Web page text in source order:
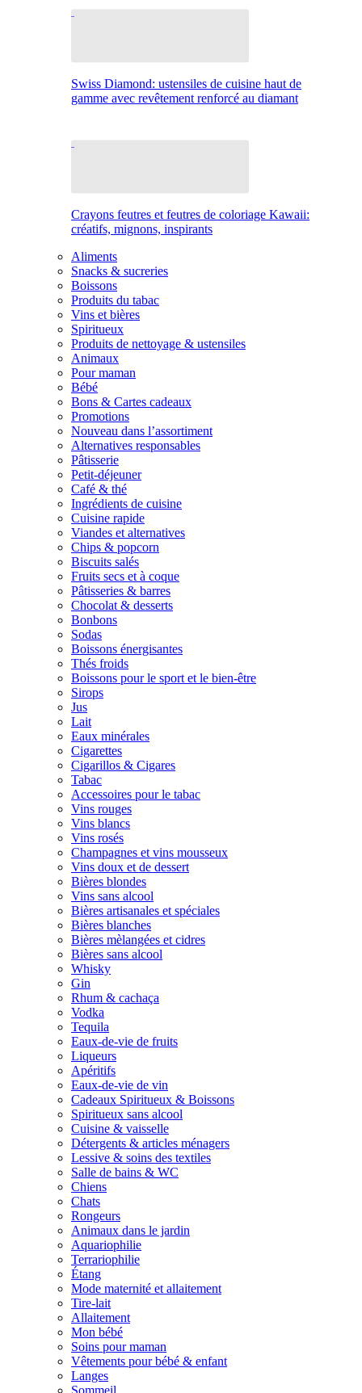
Swiss Diamond: ustensiles de cuisine haut de
gamme avec revêtement renforcé au diamant
Crayons feutres et feutres de coloriage Kawaii:
créatifs, mignons, inspirants
Aliments
Snacks & sucreries
Boissons
Produits du tabac
Vins et bières
Spiritueux
Produits de nettoyage & ustensiles
Animaux
Pour maman
Bébé
Bons & Cartes cadeaux
Promotions
Nouveau dans l’assortiment
Alternatives responsables
Pâtisserie
Petit-déjeuner
Café & thé
Ingrédients de cuisine
Cuisine rapide
Viandes et alternatives
Chips & popcorn
Biscuits salés
Fruits secs et à coque
Pâtisseries & barres
Chocolat & desserts
Bonbons
Sodas
Boissons énergisantes
Thés froids
Boissons pour le sport et le bien-être
Sirops
Jus
Lait
Eaux minérales
Cigarettes
Cigarillos & Cigares
Tabac
Accessoires pour le tabac
Vins rouges
Vins blancs
Vins rosés
Champagnes et vins mousseux
Vins doux et de dessert
Bières blondes
Vins sans alcool
Bières artisanales et spéciales
Bières blanches
Bières mèlangées et cidres
Bières sans alcool
Whisky
Gin
Rhum & cachaça
Vodka
Tequila
Eaux-de-vie de fruits
Liqueurs
Apéritifs
Eaux-de-vie de vin
Cadeaux Spiritueux & Boissons
Spiritueux sans alcool
Cuisine & vaisselle
Détergents & articles ménagers
Lessive & soins des textiles
Salle de bains & WC
Chiens
Chats
Rongeurs
Animaux dans le jardin
Aquariophilie
Terrariophilie
Étang
Mode maternité et allaitement
Tire-lait
Allaitement
Mon bébé
Soins pour maman
Vêtements pour bébé & enfant
Langes
Sommeil